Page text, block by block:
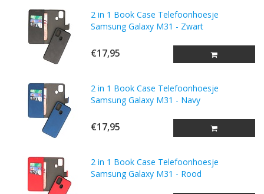
2 in 1 Book Case Telefoonhoesje
Samsung Galaxy M31 - Zwart
€17,95
2 in 1 Book Case Telefoonhoesje
Samsung Galaxy M31 - Navy
€17,95
2 in 1 Book Case Telefoonhoesje
Samsung Galaxy M31 - Rood